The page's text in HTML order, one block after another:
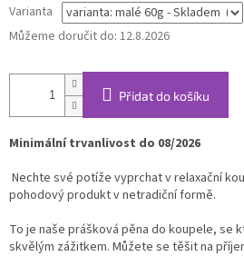
Varianta
Můžeme doručit do: 12.8.2026
Přidat do košíku
Minimální trvanlivost do 08/2026
Nechte své potíže vyprchat v relaxační
pohodový produkt v netradiční formě.
To je naše prášková pěna do koupele, se
skvělým zážitkem. Můžete se těšit na